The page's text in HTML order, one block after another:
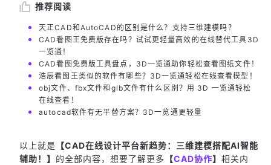
推荐阅读
天正CAD和AutoCAD的区别是什么？支持三维建模吗？
CAD看图王免费版存在吗？试试更轻量高效的在线替代工具3D
一览通！
CAD看图免费版工具盘点，3D一览通助你轻松查看图纸文件！
浩辰看图王类似的软件有哪些？3D一览通轻松在线查看模型！
obj文件、fbx文件和glb文件有什么区别？用 3D 一览通轻松
在线查看！
autocad软件有无平替方案？3D一览通更轻量
以上就是 【CAD在线设计平台新趋势：三维建模搭配AI智能
辅助！】 的全部内容，想要了解更多 【CAD协作】 相关内